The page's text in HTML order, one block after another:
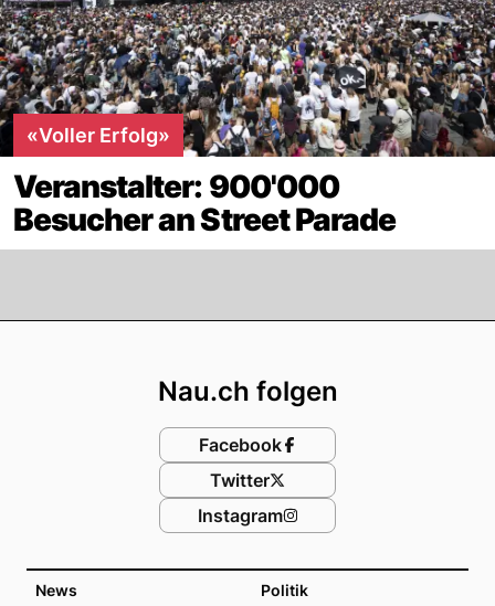
«Voller Erfolg»
Veranstalter: 900'000
Besucher an Street Parade
News Politik
Nau.ch folgen
Facebook
Twitter
Instagram